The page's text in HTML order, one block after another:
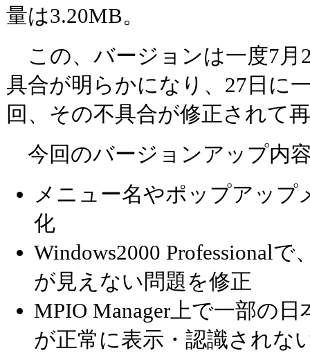
量は3.20MB。
この、バージョンは一度7月
具合が明らかになり、27日に
回、その不具合が修正されて
今回のバージョンアップ内
メニュー名やポップアップ
化
Windows2000 Professional
が見えない問題を修正
MPIO Manager上で一部の
が正常に表示・認識されな